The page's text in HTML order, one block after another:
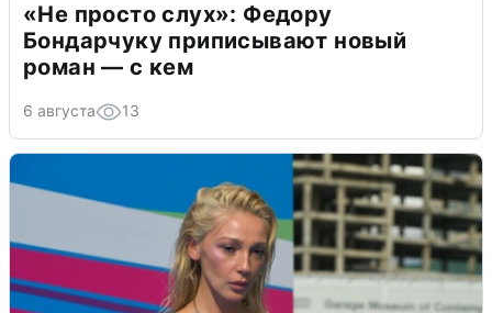
«Не просто слух»: Федору
Бондарчуку приписывают новый
роман — с кем
6 августа 13